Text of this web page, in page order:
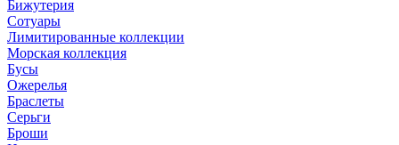
Бижутерия
Сотуары
Лимитированные коллекции
Морская коллекция
Бусы
Ожерелья
Браслеты
Серьги
Броши